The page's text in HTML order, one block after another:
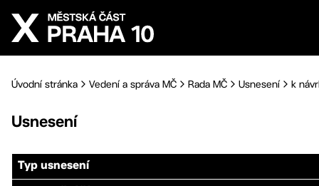
Přejít na hlavní obsah
Úvodní stránka Vedení a správa MČ Rada MČ Usnesení k
Usnesení
Typ usnesení